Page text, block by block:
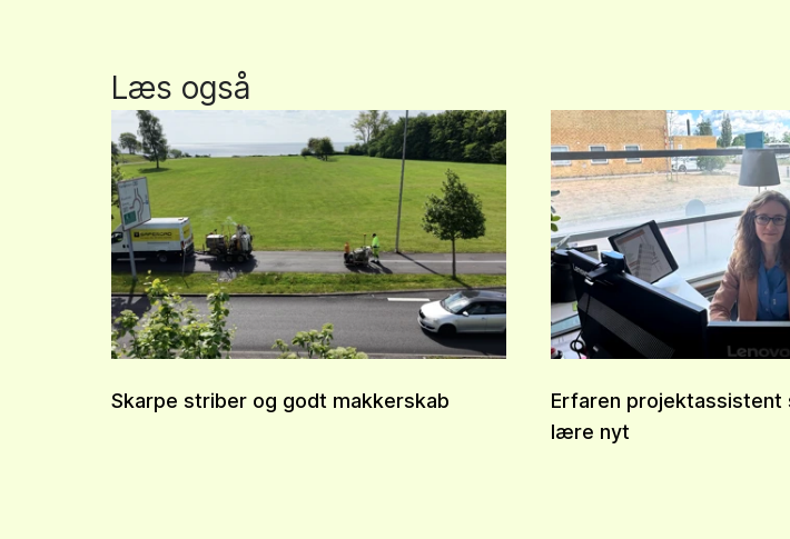
Læs også
Skarpe striber og godt makkerskab
Erfaren projektassistent
lære nyt